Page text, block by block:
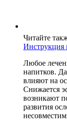
Читайте
Инструкция
Любое
напитков.
влияют на
Снижается
возникают
развития